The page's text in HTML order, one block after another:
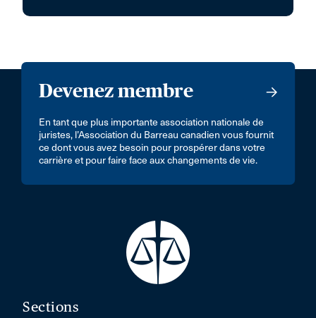
Devenez membre
En tant que plus importante association nationale de
juristes, l’Association du Barreau canadien vous fournit
ce dont vous avez besoin pour prospérer dans votre
carrière et pour faire face aux changements de vie.
Sections